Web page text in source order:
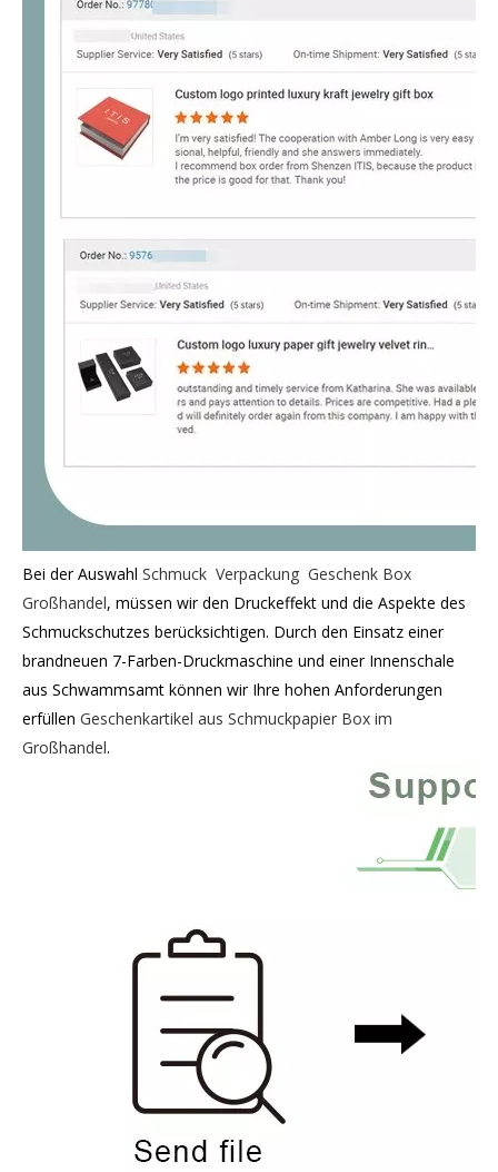
Bei der Auswahl Schmuck Verpackung Geschenk Box
Großhandel, müssen wir den Druckeffekt und die Aspekte des
Schmuckschutzes berücksichtigen. Durch den Einsatz einer
brandneuen 7-Farben-Druckmaschine und einer Innenschale
aus Schwammsamt können wir Ihre hohen Anforderungen
erfüllen Geschenkartikel aus Schmuckpapier Box im
Großhandel.